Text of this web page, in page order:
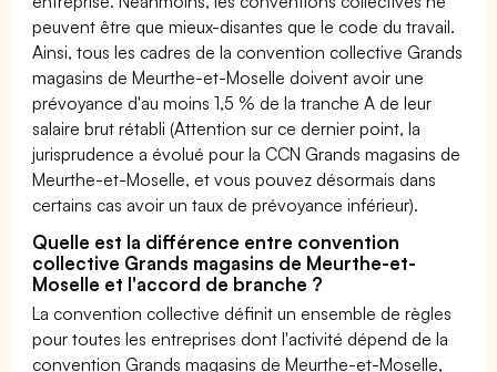
peuvent être que mieux-disantes que le code du travail.
Ainsi, tous les cadres de la convention collective Grands
magasins de Meurthe-et-Moselle doivent avoir une
prévoyance d'au moins 1,5 % de la tranche A de leur
salaire brut rétabli (Attention sur ce dernier point, la
jurisprudence a évolué pour la CCN Grands magasins de
Meurthe-et-Moselle, et vous pouvez désormais dans
certains cas avoir un taux de prévoyance inférieur).
Quelle est la différence entre convention
collective Grands magasins de Meurthe-et-
Moselle et l'accord de branche ?
La convention collective définit un ensemble de règles
pour toutes les entreprises dont l'activité dépend de la
convention Grands magasins de Meurthe-et-Moselle,